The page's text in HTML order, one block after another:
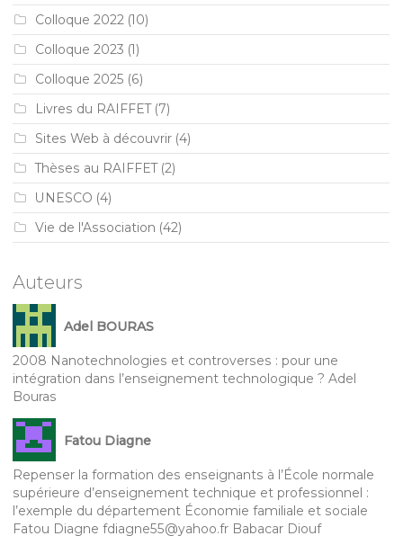
Colloque 2022 (10)
Colloque 2023 (1)
Colloque 2025 (6)
Livres du RAIFFET(7)
Sites Web à découvrir (4)
Thèses au RAIFFET(2)
UNESCO (4)
Vie de l'Association (42)
Auteurs
Adel BOURAS
2008 Nanotechnologies et controverses : pour une
intégration dans l’enseignement technologique ? Adel
Bouras
Fatou Diagne
Repenser la formation des enseignants à l’École normale
supérieure d’enseignement technique et professionnel :
l’exemple du département Économie familiale et sociale
Fatou Diagne fdiagne55@yahoo.fr Babacar Diouf